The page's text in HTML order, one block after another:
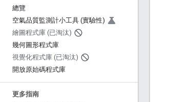
總覽
空氣品質監測計小工具 (實驗性)
繪圖程式庫 (已淘汰)
幾何圖形程式庫
視覺化程式庫 (已淘汰)
開放原始碼程式庫
更多指南